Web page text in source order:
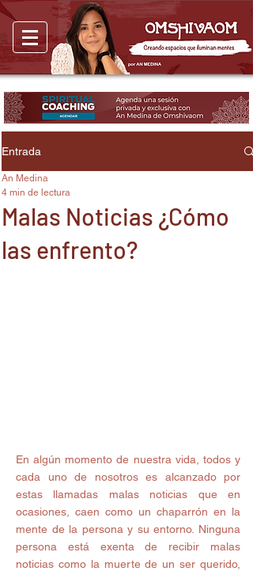
Entrada
Malas Noticias ¿Cómo
las enfrento?
An Medina
4 min de lectura
En algún momento de nuestra vida, todos y
cada uno de nosotros es alcanzado por
estas llamadas malas noticias que en
ocasiones, caen como un chaparrón en la
mente de la persona y su entorno. Ninguna
persona está exenta de recibir malas
noticias como la muerte de un ser querido,